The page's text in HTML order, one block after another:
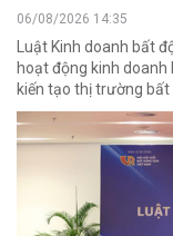
06/08/2026 14:35
Luật Kinh doanh bất
hoạt động kinh
kiến tạo thị trường bất